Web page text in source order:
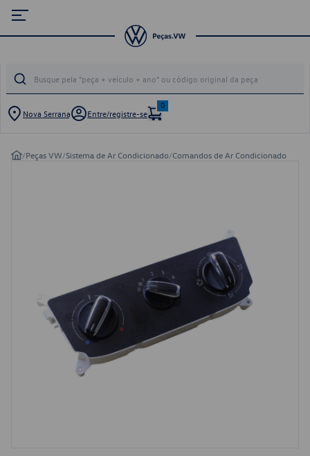
Nova Serrana Entre/registre-se
0
/Peças VW/Sistema de Ar Condicionado/Comandos de Ar Condicionado